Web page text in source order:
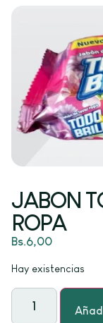
JABON
ROPA
Bs.6,00
Hay existencias